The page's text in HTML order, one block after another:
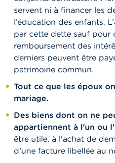
servent ni à financer les
l’éducation des enfants.
par cette dette sauf pour
remboursement des
derniers peuvent être
patrimoine commun.
Tout ce que les époux
mariage.
Des biens dont on ne
appartiennent à l'un ou
être utile, à l'achat de
d'une facture libellée au